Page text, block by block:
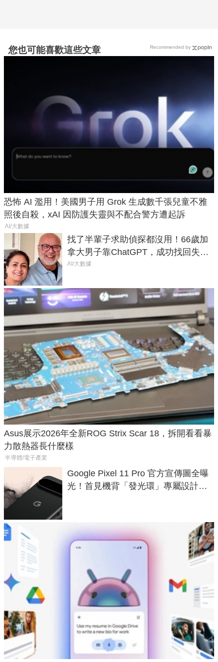
您也可能喜歡這些文章
恐怖 AI 濫用！美國男子用 Grok 生成數千張兒童不雅
照後自殺，xAI 因防護失靈與不配合警方遭起訴
AI/大數據
找了半輩子求助偵探都沒用！66歲加
拿大男子靠ChatGPT，成功找回失散
50年家人
AI/大數據
Asus展示2026年全新ROG Strix Scar 18，拆開看看暴
力散熱器長什麼樣
半導體/電子產業
Google Pixel 11 Pro 官方宣傳圖全曝
光！首見機背「發光環」專屬設計、
Recommended by